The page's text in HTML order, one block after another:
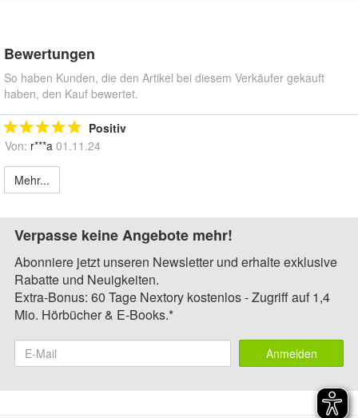
Bewertungen
So haben Kunden, die den Artikel bei diesem Verkäufer gekauft
haben, den Kauf bewertet.
Positiv
Von: r***a 01.11.24
Mehr...
Verpasse keine Angebote mehr!
Abonniere jetzt unseren Newsletter und erhalte exklusive
Rabatte und Neuigkeiten.
Extra-Bonus: 60 Tage Nextory kostenlos - Zugriff auf 1,4
Mio. Hörbücher & E-Books.*
Anmelden